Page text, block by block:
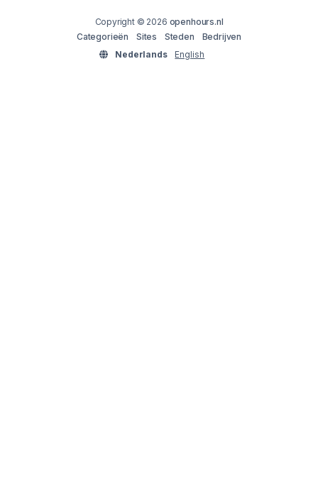
Copyright © 2026 openhours.nl
Categorieën
Sites Steden
Bedrijven
Nederlands
English